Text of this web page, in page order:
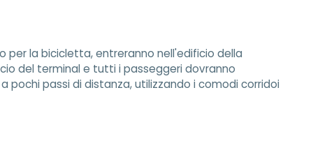
per la bicicletta, entreranno nell'edificio della
del terminal e tutti i passeggeri dovranno
pochi passi di distanza, utilizzando i comodi corridoi